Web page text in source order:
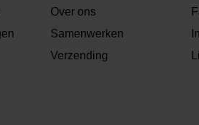
Over ons
Samenwerken
Verzending